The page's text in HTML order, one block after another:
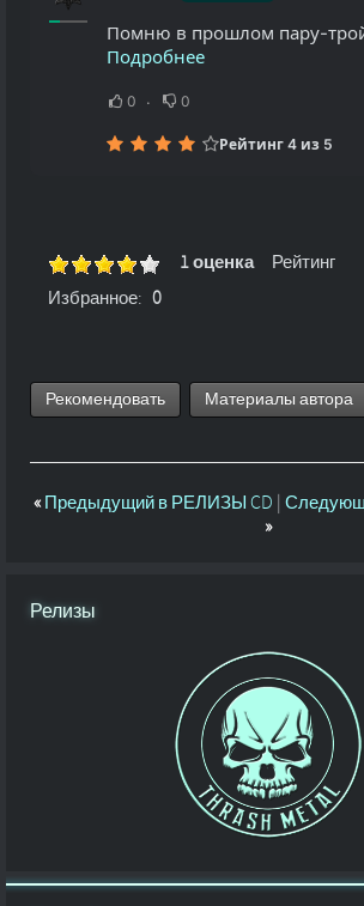
Подробнее
0 0
Рейтинг 4 из 5
Рейтинг
1 оценка
Избранное: 0
Рекомендовать Материалы автора
«Предыдущий в РЕЛИЗЫ CD
»
Релизы